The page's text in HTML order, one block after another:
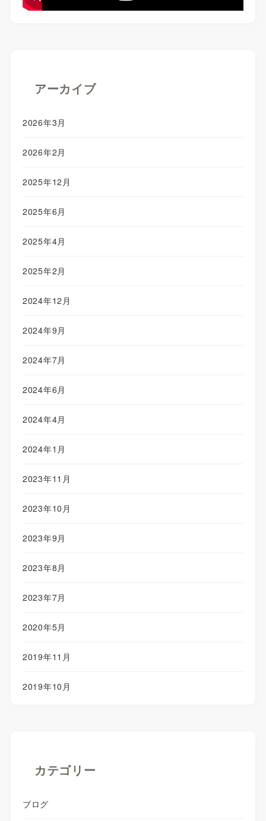
アーカイブ
2026年3月
2026年2月
2025年12月
2025年6月
2025年4月
2025年2月
2024年12月
2024年9月
2024年7月
2024年6月
2024年4月
2024年1月
2023年11月
2023年10月
2023年9月
2023年8月
2023年7月
2020年5月
2019年11月
2019年10月
カテゴリー
ブログ